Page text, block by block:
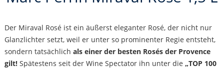
Der Miraval Rosé ist ein äußerst eleganter Rosé, der nicht nur
Glanzlichter setzt, weil er unter so prominenter Regie entsteht,
sondern tatsächlich als einer der besten Rosés der Provence
gilt!Spätestens seit der Wine Spectator ihn unter die „TOP 100